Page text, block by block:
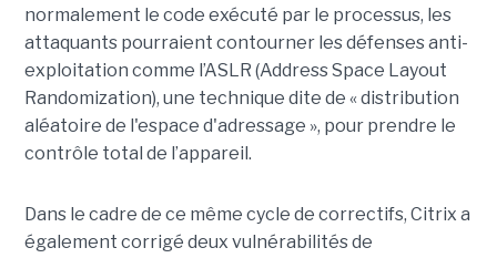
normalement le code exécuté par le processus, les
attaquants pourraient contourner les défenses anti-
exploitation comme l’ASLR (Address Space Layout
Randomization), une technique dite de « distribution
aléatoire de l'espace d'adressage », pour prendre le
contrôle total de l’appareil.
Dans le cadre de ce même cycle de correctifs, Citrix a
également corrigé deux vulnérabilités de